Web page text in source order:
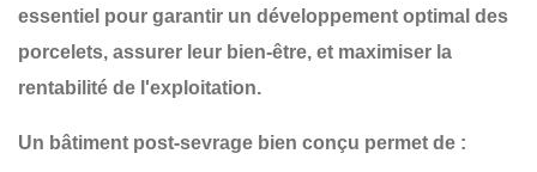
essentiel pour garantir un développement optimal des
porcelets, assurer leur bien-être, et maximiser la
rentabilité de l'exploitation.
Un bâtiment post-sevrage bien conçu permet de :